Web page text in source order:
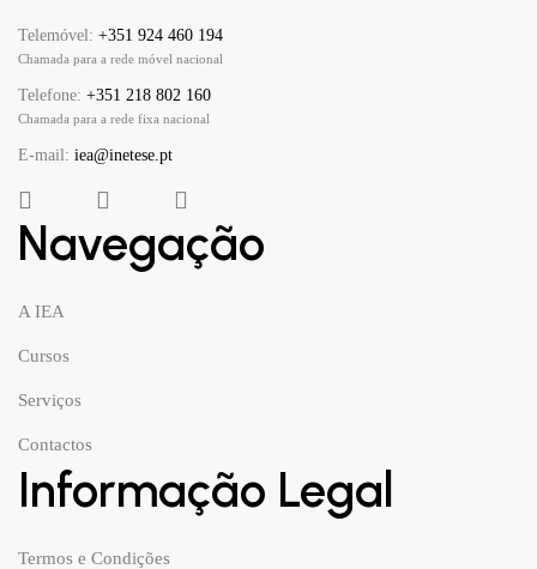
Telemóvel: +351 924 460 194
Chamada para a rede móvel nacional
Telefone: +351 218 802 160
Chamada para a rede fixa nacional
E-mail: iea@inetese.pt
Navegação
A IEA
Cursos
Serviços
Contactos
Informação Legal
Termos e Condições